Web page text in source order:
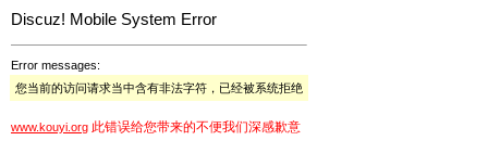
Discuz! Mobile System Error
Error messages:
您当前的访问请求当中含有非法字符，已经被系统拒绝
www.kouyi.org 此错误给您带来的不便我们深感歉意